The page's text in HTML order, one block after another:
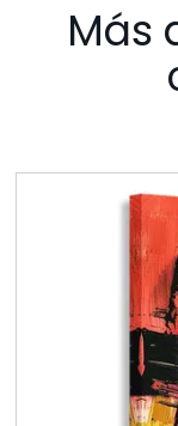
Más